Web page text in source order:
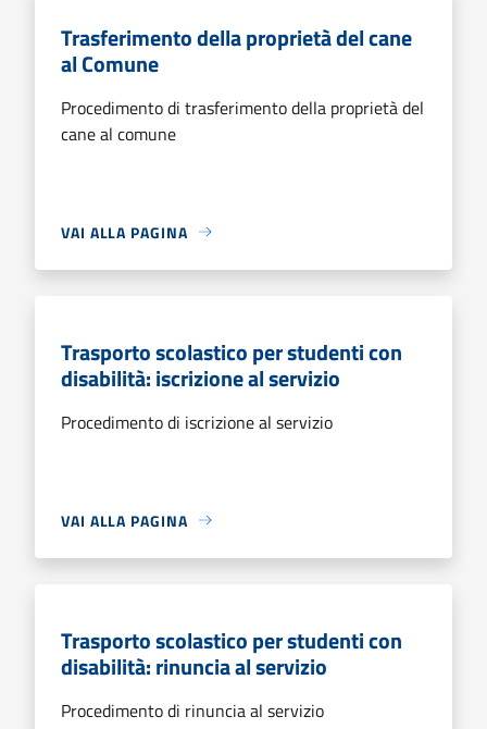
Trasferimento della proprietà del cane
al Comune
Procedimento di trasferimento della proprietà del
cane al comune
VAI ALLA PAGINA
Trasporto scolastico per studenti con
disabilità: iscrizione al servizio
Procedimento di iscrizione al servizio
VAI ALLA PAGINA
Trasporto scolastico per studenti con
disabilità: rinuncia al servizio
Procedimento di rinuncia al servizio